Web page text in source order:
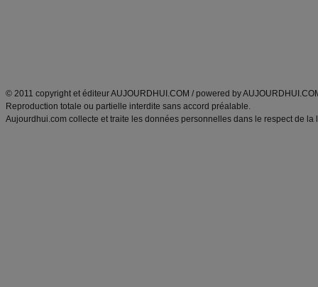
© 2011 copyright et éditeur AUJOURDHUI.COM / powered by
Reproduction totale ou partielle interdite sans accord préalable.
Aujourdhui.com collecte et traite les données personnelles dans le respect de